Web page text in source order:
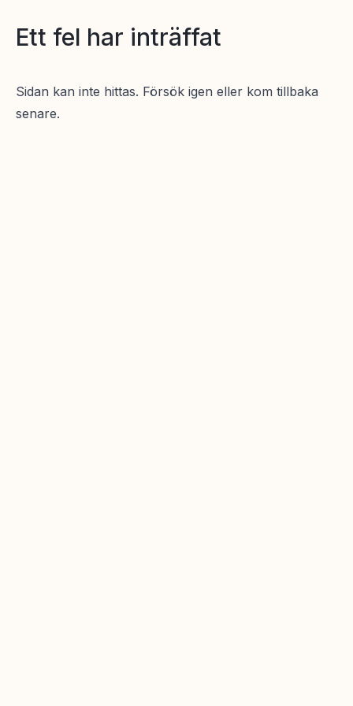
Ett fel har inträffat
Sidan kan inte hittas. Försök igen eller kom tillbaka
senare.